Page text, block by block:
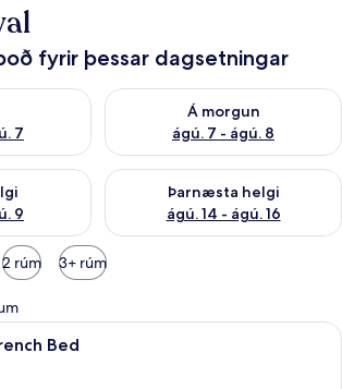
fyrir þessar dagsetningar
7
ágú. 6 - ágú. 7
Á morgun
ágú. 7 - ágú. 8
Athuga framboð á morgun
9
helgi ágú. 7 - ágú. 9
Þarnæsta helgi
ágú. 14 - ágú. 16
Athuga framboð þarnæstu
2 rúm 3+ rúm
Standard Single French Bed |
Bed